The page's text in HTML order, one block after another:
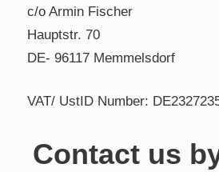
c/o Armin Fischer
Hauptstr. 70
DE- 96117 Memmelsdorf
VAT/ UstID Number:
Contact us